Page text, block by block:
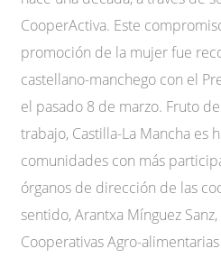
CooperActiva. Este
promoción de la mujer fue
castellano-manchego con el
el pasado 8 de marzo. Fruto
trabajo, Castilla-La Mancha es
comunidades con más
órganos de dirección de las
sentido, Arantxa Mínguez
Cooperativas Agro-